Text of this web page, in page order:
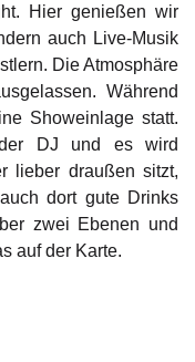
Hier genießen wir
auch Live-Musik
Die Atmosphäre
Während
Showeinlage statt.
DJ und es wird
lieber draußen sitzt,
dort gute Drinks
zwei Ebenen und
auf der Karte.